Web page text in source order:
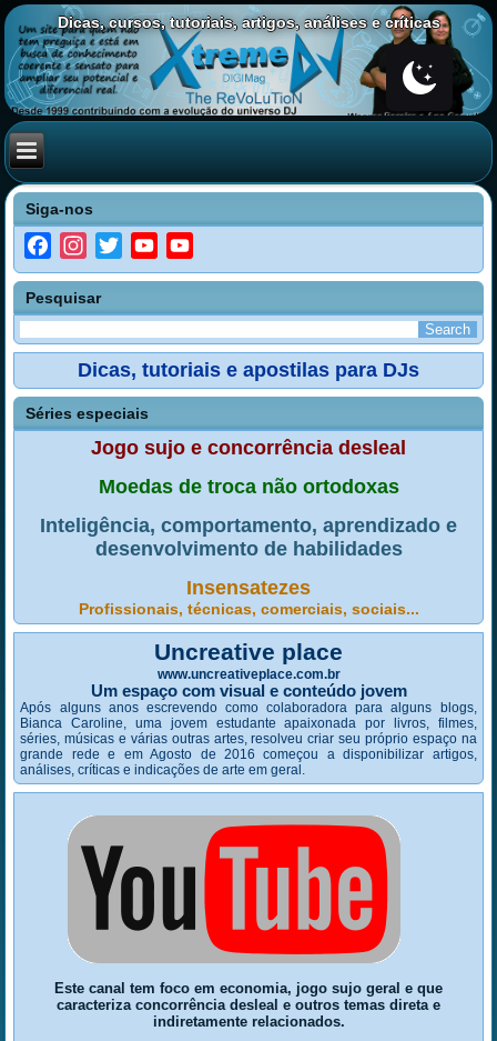
Dicas, cursos, tutoriais, artigos, análises e críticas
Siga-nos
FacebookInstagramTwitterYouTube
Channel
Pesquisar
Dicas, tutoriais e apostilas para DJs
Séries especiais
Jogo sujo e concorrência desleal
Moedas de troca não ortodoxas
Inteligência, comportamento, aprendizado e
desenvolvimento de habilidades
Insensatezes
Profissionais, técnicas, comerciais, sociais...
Uncreative place
www.uncreativeplace.com.br
Um espaço com visual e conteúdo jovem
Após alguns anos escrevendo como colaboradora para alguns blogs,
Bianca Caroline, uma jovem estudante apaixonada por livros, filmes,
séries, músicas e várias outras artes, resolveu criar seu próprio espaço na
grande rede e em Agosto de 2016 começou a disponibilizar artigos,
análises, críticas e indicações de arte em geral.
Este canal tem foco em economia, jogo sujo geral e que
caracteriza concorrência desleal e outros temas direta e
indiretamente relacionados.